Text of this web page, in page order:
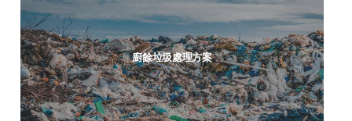
廚餘垃圾處理方案